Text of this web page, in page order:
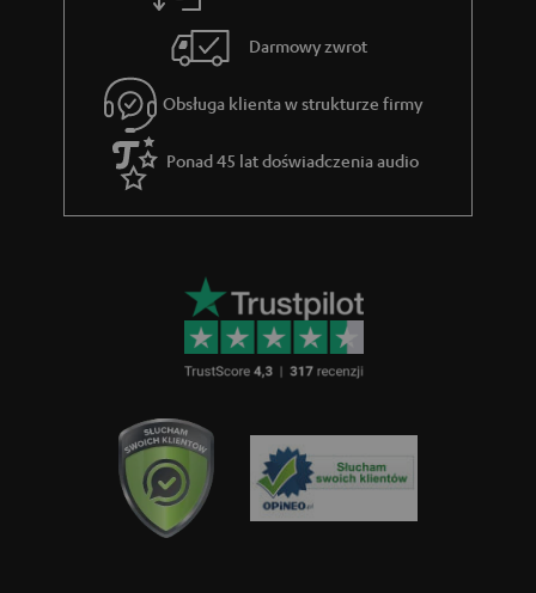
Darmowy zwrot
Obsługa klienta w strukturze firmy
Ponad 45 lat doświadczenia audio